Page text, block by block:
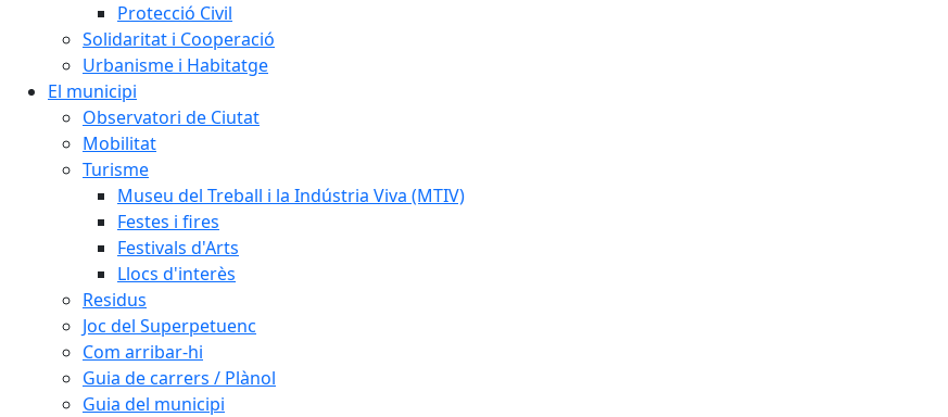
Protecció Civil
Solidaritat i Cooperació
Urbanisme i Habitatge
El municipi
Observatori de Ciutat
Mobilitat
Turisme
Museu del Treball i la Indústria Viva (MTIV)
Festes i fires
Festivals d'Arts
Llocs d'interès
Residus
Joc del Superpetuenc
Com arribar-hi
Guia de carrers / Plànol
Guia del municipi